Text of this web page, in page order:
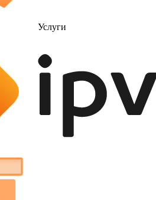
Услуги